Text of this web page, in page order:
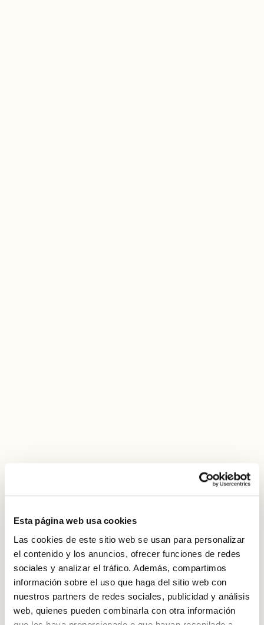
Esta página web usa cookies
Las cookies de este sitio web se usan para personalizar
el contenido y los anuncios, ofrecer funciones de redes
sociales y analizar el tráfico. Además, compartimos
información sobre el uso que haga del sitio web con
nuestros partners de redes sociales, publicidad y análisis
web, quienes pueden combinarla con otra información